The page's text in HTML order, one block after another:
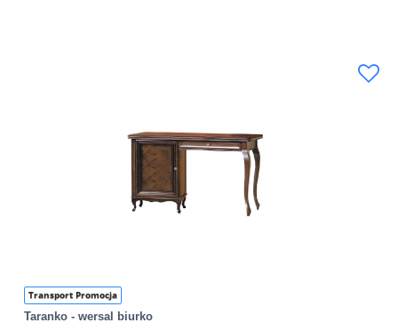
Transport Promocja
Taranko - wersal biurko